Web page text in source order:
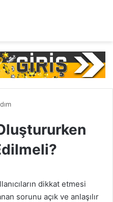
dikkat etmesi
sorunu açık ve anlaşılır